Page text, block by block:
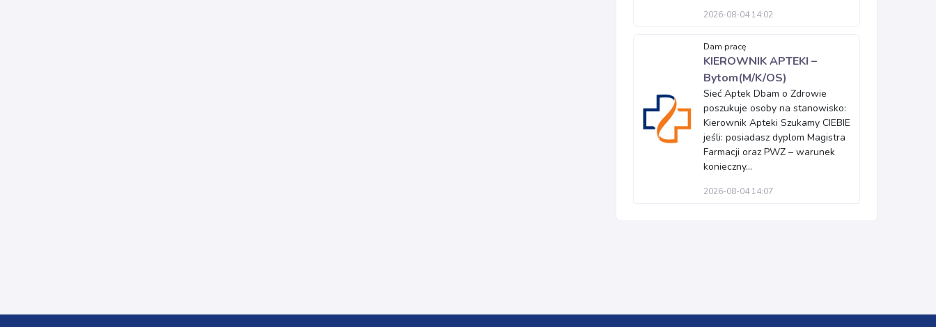
2026-08-04 14:02
Dam pracę
KIEROWNIK APTEKI –
Bytom(M/K/OS)
Sieć Aptek Dbam o Zdrowie
poszukuje osoby na stanowisko:
Kierownik Apteki Szukamy CIEBIE
jeśli: posiadasz dyplom Magistra
Farmacji oraz PWZ – warunek
konieczny...
2026-08-04 14:07